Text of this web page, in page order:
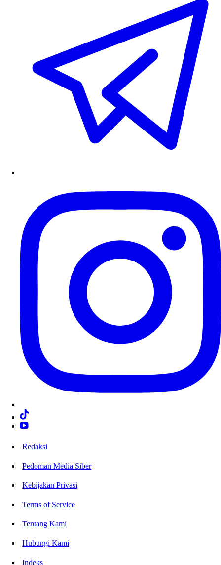
Redaksi
Pedoman Media Siber
Kebijakan Privasi
Terms of Service
Tentang Kami
Hubungi Kami
Indeks